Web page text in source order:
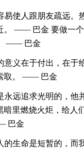
易使人跟朋友疏远。
。 —— 巴金 要做一
—— 巴金
意义在于付出，在于
取。 —— 巴金
永远追求光明的，他
暗里燃烧火炬，给人
巴金
的生命是短暂的，而